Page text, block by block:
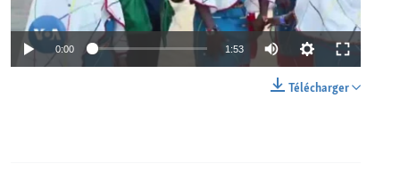
0:00 1:53
Télécharger